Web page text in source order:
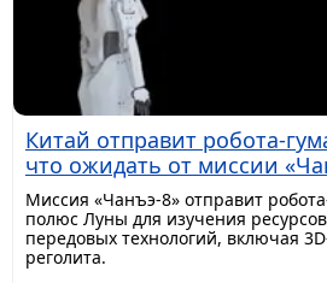
Китай отправит робота-
что ожидать от миссии
Миссия «Чанъэ-8» отправит
полюс Луны для изучения
передовых технологий, включая
реголита.